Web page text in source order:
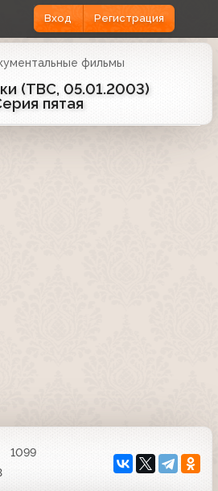
Вход Регистрация
фильмы
(ТВС, 05.01.2003)
пятая
1099